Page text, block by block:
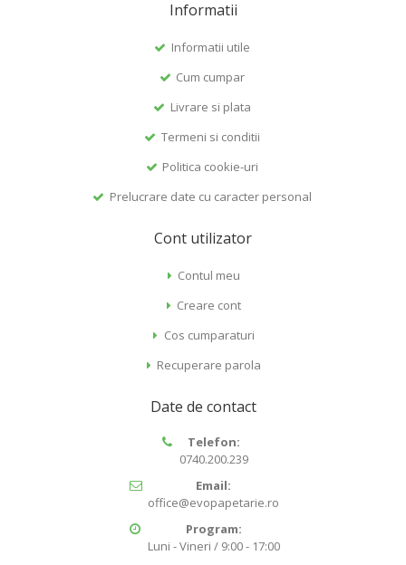
Informatii
Informatii utile
Cum cumpar
Livrare si plata
Termeni si conditii
Politica cookie-uri
Prelucrare date cu caracter personal
Cont utilizator
Contul meu
Creare cont
Cos cumparaturi
Recuperare parola
Date de contact
Telefon:
0740.200.239
Email:
office@evopapetarie.ro
Program:
Luni - Vineri / 9:00 - 17:00